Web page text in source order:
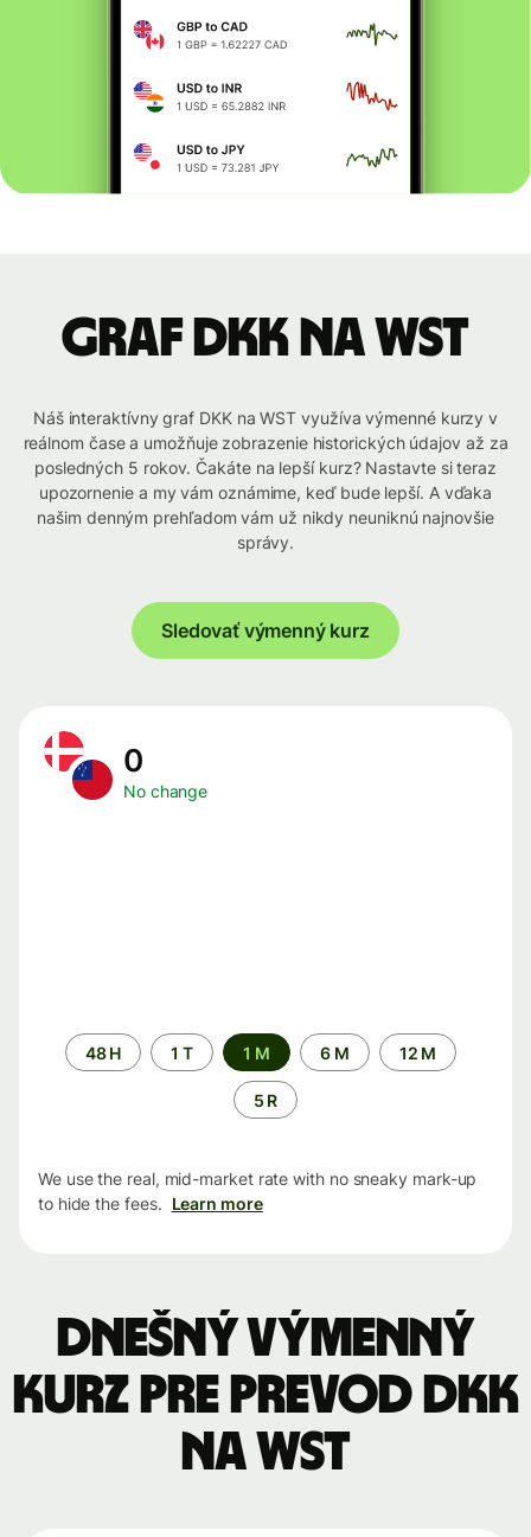
graf DKK na WST
Náš interaktívny graf DKK na WST využíva výmenné kurzy v
reálnom čase a umožňuje zobrazenie historických údajov až za
posledných 5 rokov. Čakáte na lepší kurz? Nastavte si teraz
upozornenie a my vám oznámime, keď bude lepší. A vďaka
našim denným prehľadom vám už nikdy neuniknú najnovšie
správy.
Sledovať výmenný kurz
0
No change
Time
period
48 H 1 T 1 M 6 M 12 M
5 R
We use the real, mid-market rate with no sneaky mark-up
to hide the fees. Learn more
Dnešný výmenný
kurz pre prevod DKK
na WST